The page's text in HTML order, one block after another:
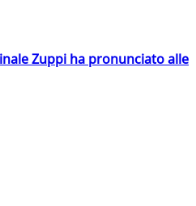
Zuppi ha pronunciato alle